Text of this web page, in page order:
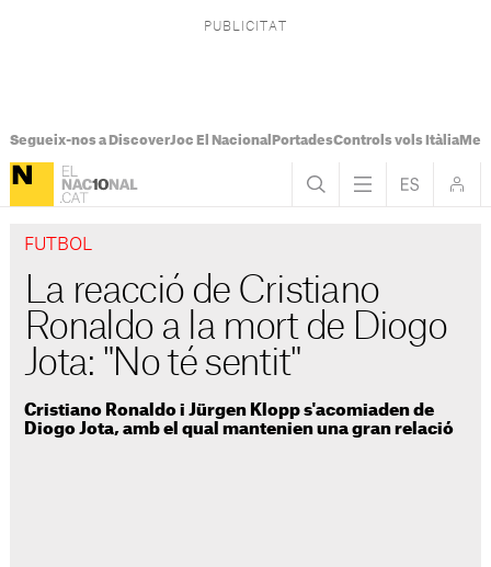
Segueix-nos a DiscoverJoc El Nacional PortadesControls vols Itàlia
FUTBOL
La reacció de Cristiano
Ronaldo a la mort de Diogo
Jota: "No té sentit"
Cristiano Ronaldo i Jürgen Klopp s'acomiaden de
Diogo Jota, amb el qual mantenien una gran relació